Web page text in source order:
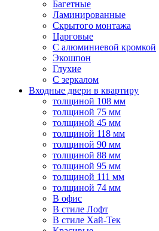
Багетные
Ламинированные
Скрытого монтажа
Царговые
С алюминиевой кромкой
Экошпон
Глухие
С зеркалом
Входные двери в квартиру
толщиной 108 мм
толщиной 75 мм
толщиной 45 мм
толщиной 118 мм
толщиной 90 мм
толщиной 88 мм
толщиной 95 мм
толщиной 111 мм
толщиной 74 мм
В офис
В стиле Лофт
В стиле Хай-Тек